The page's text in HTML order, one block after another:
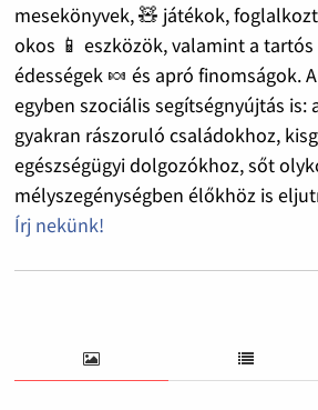
mesekönyvek, 🧸 játékok,
okos 📱 eszközök, valamint a tartós
édességek 🍬 és apró finomságok.
egyben szociális segítségnyújtás is:
gyakran rászoruló családokhoz,
egészségügyi dolgozókhoz, sőt
mélyszegénységben élőkhöz is
Írj nekünk!